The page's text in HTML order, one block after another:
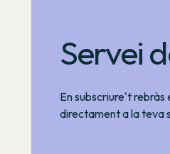
Servei
En subscriure't rebràs
directament a la teva